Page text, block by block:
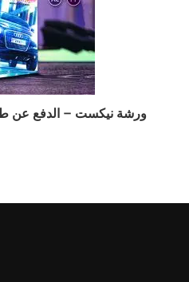
ورشة نيكست – الدفع عن